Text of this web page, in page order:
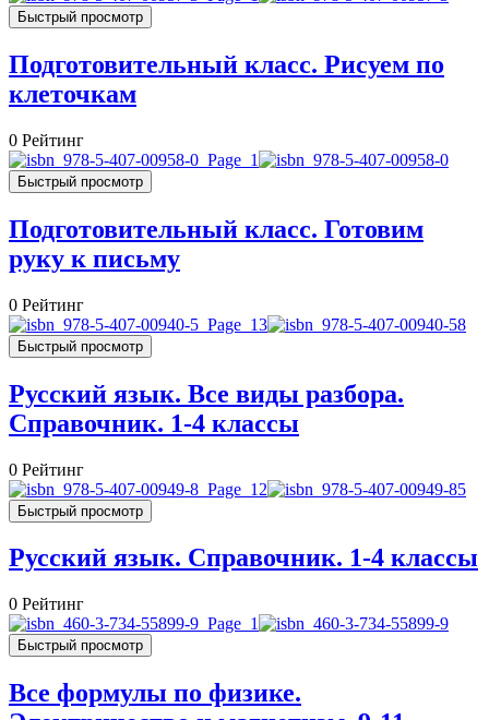
Быстрый просмотр
Подготовительный класс. Рисуем по
клеточкам
0 Рейтинг
Быстрый просмотр
Подготовительный класс. Готовим
руку к письму
0 Рейтинг
Быстрый просмотр
Русский язык. Все виды разбора.
Справочник. 1-4 классы
0 Рейтинг
Быстрый просмотр
Русский язык. Справочник. 1-4 классы
0 Рейтинг
Быстрый просмотр
Все формулы по физике.